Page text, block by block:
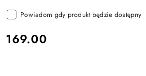
Powiadom gdy produkt będzie dostępny
cena:
169.00